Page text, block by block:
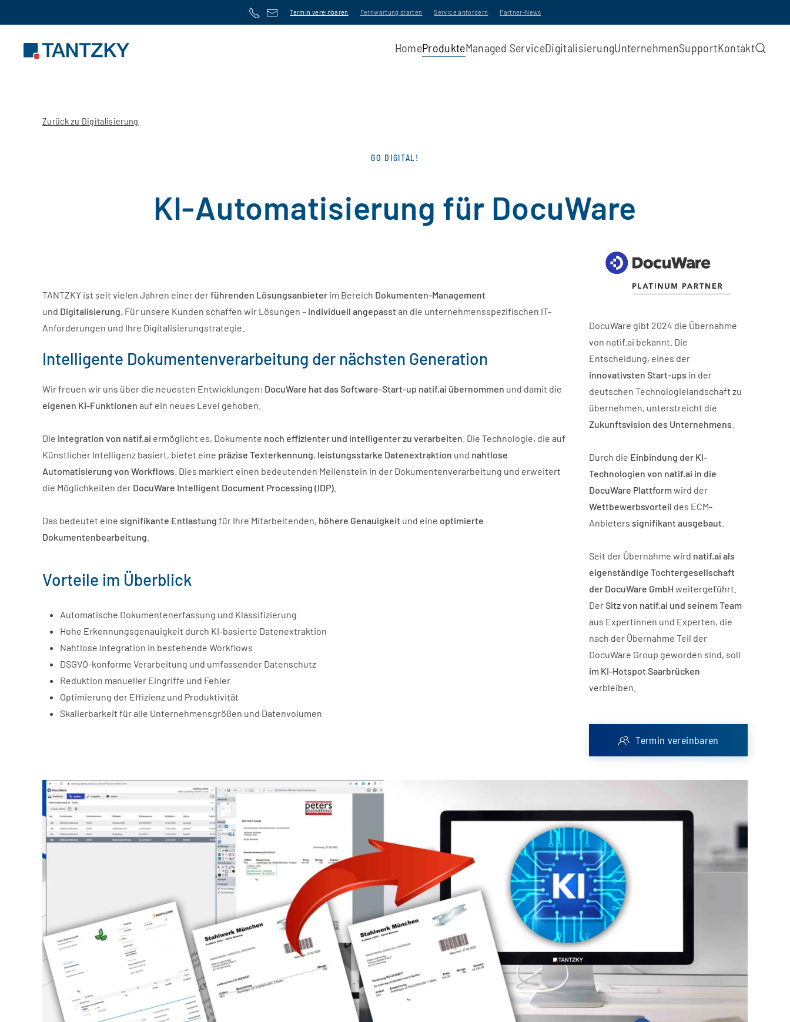
Zum Hauptinhalt springen
Termin vereinbaren Fernwartung starten Service anfordern Partner-News
HomeProdukteManaged ServiceDigitalisierungUnternehmenSupportKontakt
Zurück zu Digitalisierung
GO DIGITAL!
KI-Automatisierung für DocuWare
TANTZKY ist seit vielen Jahren einer derführenden Lösungsanbieter im Bereich Dokumenten-Management
und Digitalisierung. Für unsere Kunden schaffen wir Lösungen – individuell angepasstan die unternehmensspezifischen IT-
Anforderungen und Ihre Digitalisierungstrategie.
Intelligente Dokumentenverarbeitung der nächsten Generation
Wir freuen wir uns über die neuesten Entwicklungen: DocuWare hat das Software-Start-up natif.ai übernommen und damit die
eigenen KI-Funktionen auf ein neues Level gehoben.
Die Integration von natif.ai ermöglicht es, Dokumente noch effizienter und intelligenter zu verarbeiten . Die Technologie, die auf
Künstlicher Intelligenz basiert, bietet eine präzise Texterkennung, leistungsstarke Datenextraktion und nahtlose
Automatisierung von Workflows . Dies markiert einen bedeutenden Meilenstein in der Dokumentenverarbeitung und erweitert
die Möglichkeiten der DocuWare Intelligent Document Processing (IDP)
Das bedeutet eine signifikante Entlastung für Ihre Mitarbeitenden, höhere Genauigkeit und eine optimierte
Dokumentenbearbeitung
Vorteile im Überblick
Automatische Dokumentenerfassung und Klassifizierung
Hohe Erkennungsgenauigkeit durch KI-basierte Datenextraktion
Nahtlose Integration in bestehende Workflows
DSGVO-konforme Verarbeitung und umfassender Datenschutz
Reduktion manueller Eingriffe und Fehler
Optimierung der Effizienz und Produktivität
Skalierbarkeit für alle Unternehmensgrößen und Datenvolumen
DocuWare gibt 2024 die Übernahme
von natif.ai bekannt. Die
Entscheidung, eines der
innovativsten Start-ups in der
deutschen Technologielandschaft zu
übernehmen, unterstreicht die
Zukunftsvision des Unternehmens
Durch die Einbindung der KI-
Technologien von natif.ai in die
DocuWare Plattformwird der
Wettbewerbsvorteil des ECM-
Anbieters signifikant ausgebaut
Seit der Übernahme wird natif.ai als
eigenständige Tochtergesellschaft
der DocuWare GmbH weitergeführt.
DerSitz von natif.ai und seinem Team
aus Expertinnen und Experten, die
nach der Übernahme Teil der
DocuWare Group geworden sind, soll
im KI-Hotspot Saarbrücken
verbleiben.
Termin vereinbaren